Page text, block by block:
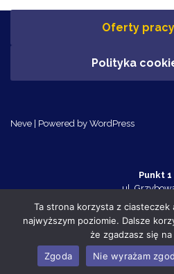
Oferty pracy
Polityka
Neve | Powered by WordPress
Punkt 1
ul.
Police 72-
tel. 91 455
ul. Tanowska
Police 72-
tel. 91 455
Ta strona korzysta z ciasteczek
najwyższym poziomie. Dalsze
że zgadzasz się
Zgoda
Nie wyrażam